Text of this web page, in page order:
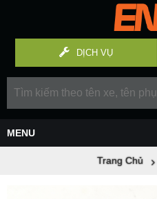
DỊCH VỤ
Trang Chủ